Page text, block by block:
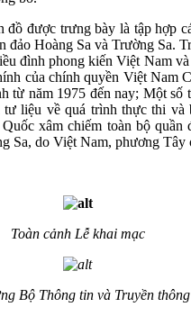
được trưng bày là tập hợp
Hoàng Sa và Trường Sa.
đình phong kiến Việt Nam
của chính quyền Việt Nam
năm 1975 đến nay; Một
liệu về quá trình thực thi và
xâm chiếm toàn bộ
Sa, do Việt Nam, phương
Toàn cảnh Lễ khai mạc
Bộ Thông tin và Truyền